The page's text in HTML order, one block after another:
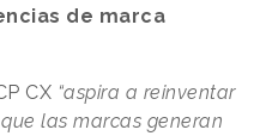
de marca
CX “aspira a reinventar
las marcas generan